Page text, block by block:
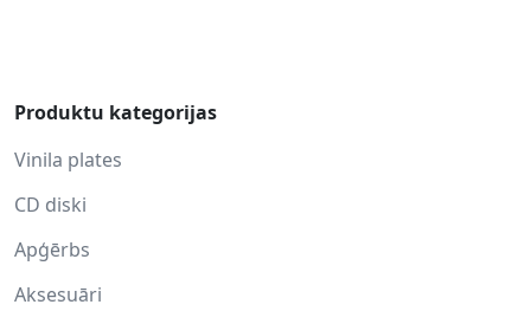
Produktu kategorijas
Vinila plates
CD diski
Apģērbs
Aksesuāri